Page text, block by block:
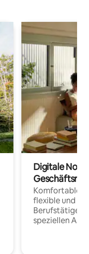
Digitale
Komfortable
flexible und
Berufstätige
speziellen